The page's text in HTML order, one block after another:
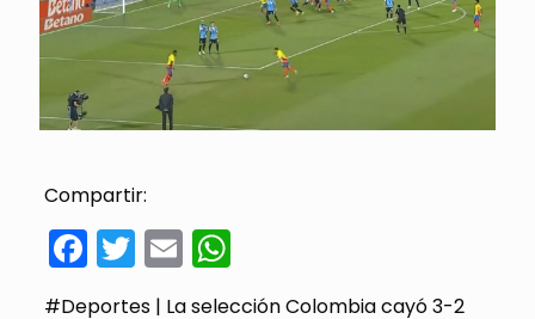
Compartir:
Facebook
Twitter
EmailWhatsApp
#Deportes | La selección Colombia cayó 3-2